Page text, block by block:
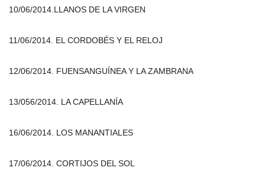
10/06/2014.LLANOS DE LA VIRGEN
11/06/2014. EL CORDOBÉS Y EL RELOJ
12/06/2014. FUENSANGUÍNEA Y LA ZAMBRANA
13/056/2014. LA CAPELLANÍA
16/06/2014. LOS MANANTIALES
17/06/2014. CORTIJOS DEL SOL